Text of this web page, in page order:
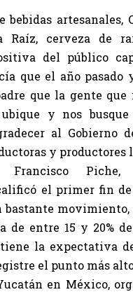
bebidas artesanales,
Raíz, cerveza de
del público
que el año pasado
que la gente
y nos busque
al Gobierno
y productores
Francisco
el primer fin de
bastante movimiento,
de entre 15 y 20%
la expectativa
el punto más
en México,